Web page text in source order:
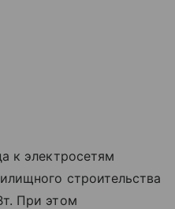
к электросетям
строительства
При этом